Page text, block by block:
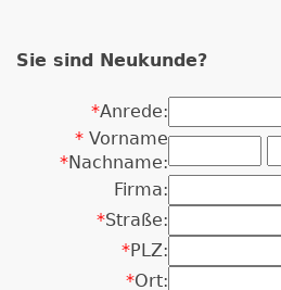
Sie sind Neukunde?
*Anrede:
* Vorname
*Nachname:
Firma:
*Straße:
*PLZ:
*Ort: